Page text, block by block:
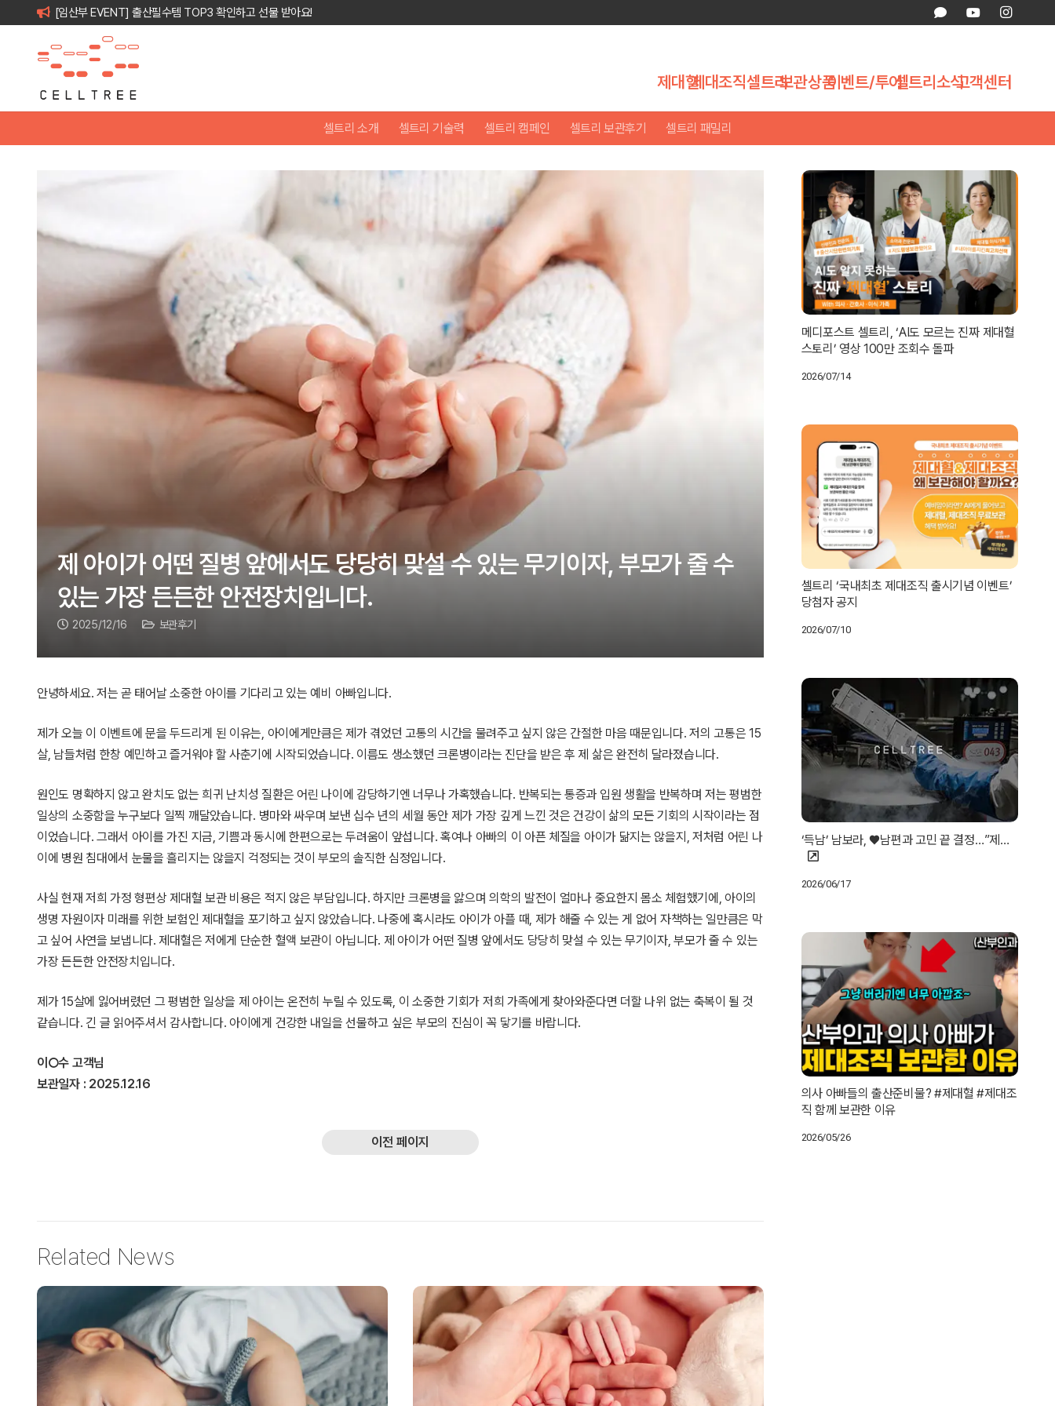
[임산부 EVENT] 출산필수템 TOP3 확인하고 선물 받아요!
제대혈제대조직셀트리보관상품이벤트/투어셀트리소식고객센터
셀트리 소개 셀트리 기술력 셀트리 캠페인 셀트리 보관후기 셀트리 패밀리
제 아이가 어떤 질병 앞에서도 당당히 맞설 수 있는 무기이자, 부모가 줄 수
있는 가장 든든한 안전장치입니다.
2025/12/16 보관후기
안녕하세요. 저는 곧 태어날 소중한 아이를 기다리고 있는 예비 아빠입니다.
제가 오늘 이 이벤트에 문을 두드리게 된 이유는, 아이에게만큼은 제가 겪었던 고통의 시간을 물려주고 싶지 않은 간절한 마음 때문입니다. 저의 고통은 15
살, 남들처럼 한창 예민하고 즐거워야 할 사춘기에 시작되었습니다. 이름도 생소했던 크론병이라는 진단을 받은 후 제 삶은 완전히 달라졌습니다.
원인도 명확하지 않고 완치도 없는 희귀 난치성 질환은 어린 나이에 감당하기엔 너무나 가혹했습니다. 반복되는 통증과 입원 생활을 반복하며 저는 평범한
일상의 소중함을 누구보다 일찍 깨달았습니다. 병마와 싸우며 보낸 십수 년의 세월 동안 제가 가장 깊게 느낀 것은 건강이 삶의 모든 기회의 시작이라는 점
이었습니다. 그래서 아이를 가진 지금, 기쁨과 동시에 한편으로는 두려움이 앞섭니다. 혹여나 아빠의 이 아픈 체질을 아이가 닮지는 않을지, 저처럼 어린 나
이에 병원 침대에서 눈물을 흘리지는 않을지 걱정되는 것이 부모의 솔직한 심정입니다.
사실 현재 저희 가정 형편상 제대혈 보관 비용은 적지 않은 부담입니다. 하지만 크론병을 앓으며 의학의 발전이 얼마나 중요한지 몸소 체험했기에, 아이의
생명 자원이자 미래를 위한 보험인 제대혈을 포기하고 싶지 않았습니다. 나중에 혹시라도 아이가 아플 때, 제가 해줄 수 있는 게 없어 자책하는 일만큼은 막
고 싶어 사연을 보냅니다. 제대혈은 저에게 단순한 혈액 보관이 아닙니다. 제 아이가 어떤 질병 앞에서도 당당히 맞설 수 있는 무기이자, 부모가 줄 수 있는
가장 든든한 안전장치입니다.
제가 15살에 잃어버렸던 그 평범한 일상을 제 아이는 온전히 누릴 수 있도록, 이 소중한 기회가 저희 가족에게 찾아와준다면 더할 나위 없는 축복이 될 것
같습니다. 긴 글 읽어주셔서 감사합니다. 아이에게 건강한 내일을 선물하고 싶은 부모의 진심이 꼭 닿기를 바랍니다.
이○수 고객님
보관일자 : 2025.12.16
이전 페이지
Related News
메디포스트 셀트리, ‘AI도 모르는 진짜 제대혈
스토리’ 영상 100만 조회수 돌파
2026/07/14
셀트리 ‘국내최초 제대조직 출시기념 이벤트’
당첨자 공지
2026/07/10
‘득남’ 남보라, ♥남편과 고민 끝 결정…”제…
2026/06/17
의사 아빠들의 출산준비물? #제대혈 #제대조
직 함께 보관한 이유
2026/05/26